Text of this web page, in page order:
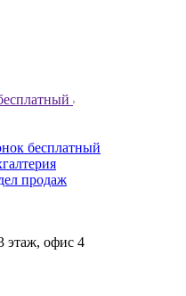
бесплатный
продаж
этаж, офис 4